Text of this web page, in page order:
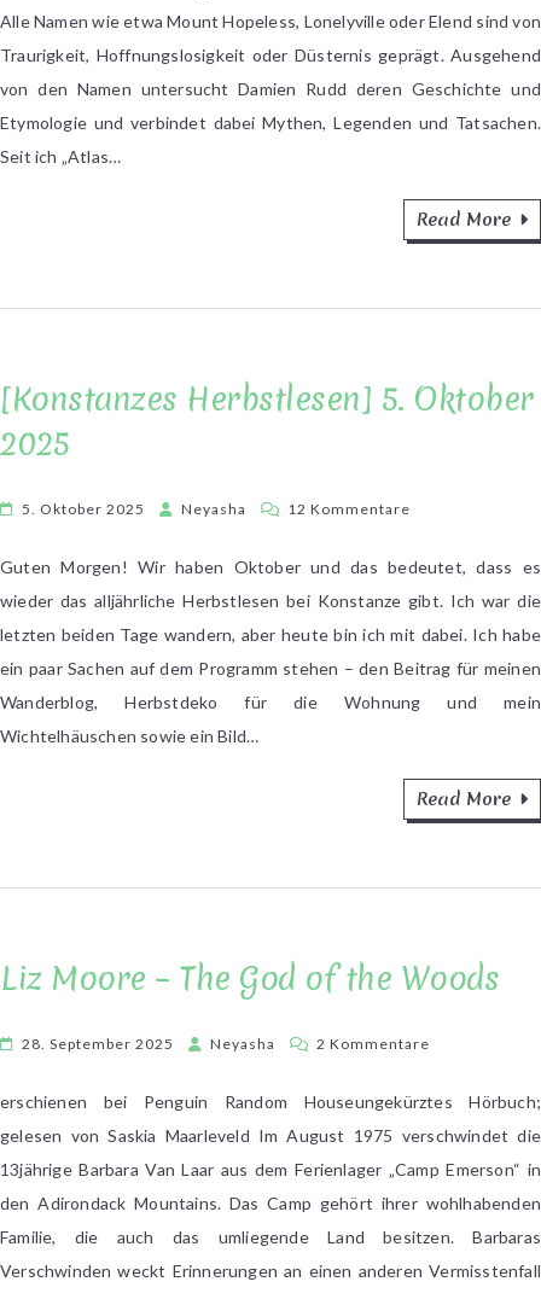
Orte
Alle Namen wie etwa Mount Hopeless, Lonelyville oder Elend sind von
Traurigkeit, Hoffnungslosigkeit oder Düsternis geprägt. Ausgehend
von den Namen untersucht Damien Rudd deren Geschichte und
Etymologie und verbindet dabei Mythen, Legenden und Tatsachen.
Seit ich „Atlas…
Read More
[Konstanzes Herbstlesen] 5. Oktober
2025
5. Oktober 2025 Neyasha 12 Kommentare
Herbstlesen]
5.
Guten Morgen! Wir haben Oktober und das bedeutet, dass es
wieder das alljährliche Herbstlesen bei Konstanze gibt. Ich war die
letzten beiden Tage wandern, aber heute bin ich mit dabei. Ich habe
ein paar Sachen auf dem Programm stehen – den Beitrag für meinen
Wanderblog, Herbstdeko für die Wohnung und mein
Wichtelhäuschen sowie ein Bild…
Read More
Liz Moore – The God of the Woods
28. September 2025 Neyasha 2 Kommentare
Moore
God
of
the
Woods
erschienen bei Penguin Random Houseungekürztes Hörbuch;
gelesen von Saskia Maarleveld Im August 1975 verschwindet die
13jährige Barbara Van Laar aus dem Ferienlager „Camp Emerson“ in
den Adirondack Mountains. Das Camp gehört ihrer wohlhabenden
Familie, die auch das umliegende Land besitzen. Barbaras
Verschwinden weckt Erinnerungen an einen anderen Vermisstenfall